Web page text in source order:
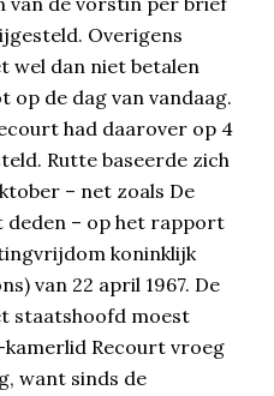
Overigens
wel dan niet betalen
de dag van vandaag.
had daarover op 4
Rutte baseerde zich
– net zoals De
deden – op het rapport
koninklijk
van 22 april 1967. De
staatshoofd moest
Recourt vroeg
want sinds de